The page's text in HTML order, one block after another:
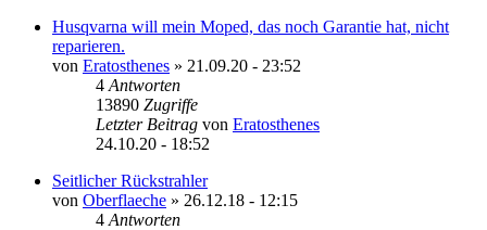
Husqvarna will mein Moped, das noch Garantie hat, nicht
reparieren.
von Eratosthenes » 21.09.20 - 23:52
4 Antworten
13890 Zugriffe
Letzter Beitrag von Eratosthenes
24.10.20 - 18:52
Seitlicher Rückstrahler
von Oberflaeche » 26.12.18 - 12:15
4 Antworten